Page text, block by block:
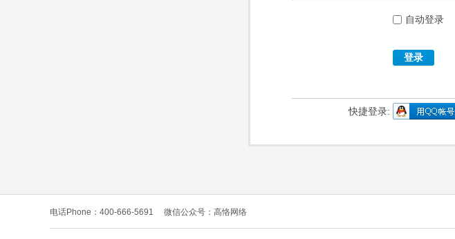
自动登录
登录
快捷登录:
电话Phone：400-666-5691 微信公众号：高恪网络